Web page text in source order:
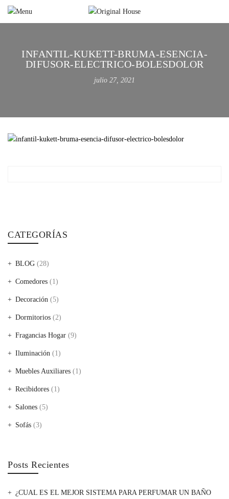
INFANTIL-KUKETT-BRUMA-ESENCIA-
DIFUSOR-ELECTRICO-BOLESDOLOR
julio 27, 2021
CATEGORÍAS
BLOG (28)
Comedores (1)
Decoración (5)
Dormitorios (2)
Fragancias Hogar (9)
Iluminación (1)
Muebles Auxiliares (1)
Recibidores (1)
Salones (5)
Sofás (3)
Posts Recientes
¿CUAL ES EL MEJOR SISTEMA PARA PERFUMAR UN BAÑO